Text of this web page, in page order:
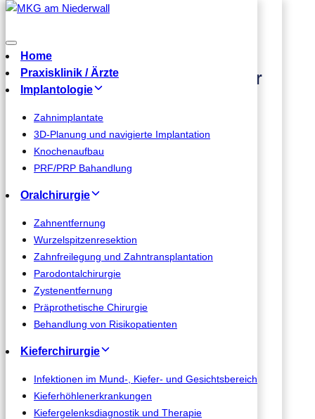
Skip links
Skip to content
Mo-Do 08-18 Uhr | Fr 08-16 Uhr
Home
Praxisklinik / Ärzte
Implantologie
Zahnimplantate
Knochenaufbau
PRF/PRP Bahandlung
Oralchirurgie
Zahnentfernung
Wurzelspitzenresektion
Parodontalchirurgie
Zystenentfernung
Präprothetische Chirurgie
Behandlung von Risikopatienten
Home
Praxisklinik / Ärzte
Implantologie
Zahnimplantate
3D-Planung und navigierte Implantation
Knochenaufbau
PRF/PRP Bahandlung
Oralchirurgie
Zahnentfernung
Wurzelspitzenresektion
Zahnfreilegung und Zahntransplantation
Parodontalchirurgie
Zystenentfernung
Präprothetische Chirurgie
Behandlung von Risikopatienten
Kieferchirurgie
Infektionen im Mund-, Kiefer- und Gesichtsbereich
Kieferhöhlenerkrankungen
Kiefergelenksdiagnostik und Therapie